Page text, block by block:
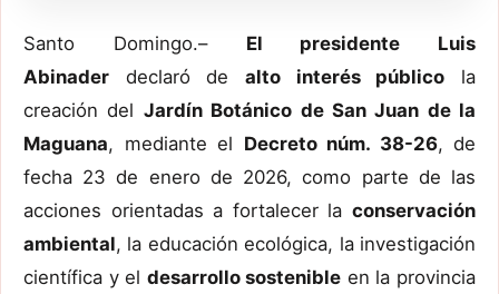
Santo Domingo.– El presidente Luis
Abinader declaró de alto interés público la
creación del Jardín Botánico de San Juan de la
Maguana, mediante el Decreto núm. 38-26, de
fecha 23 de enero de 2026, como parte de las
acciones orientadas a fortalecer la conservación
ambiental, la educación ecológica, la investigación
científica y el desarrollo sostenible en la provincia